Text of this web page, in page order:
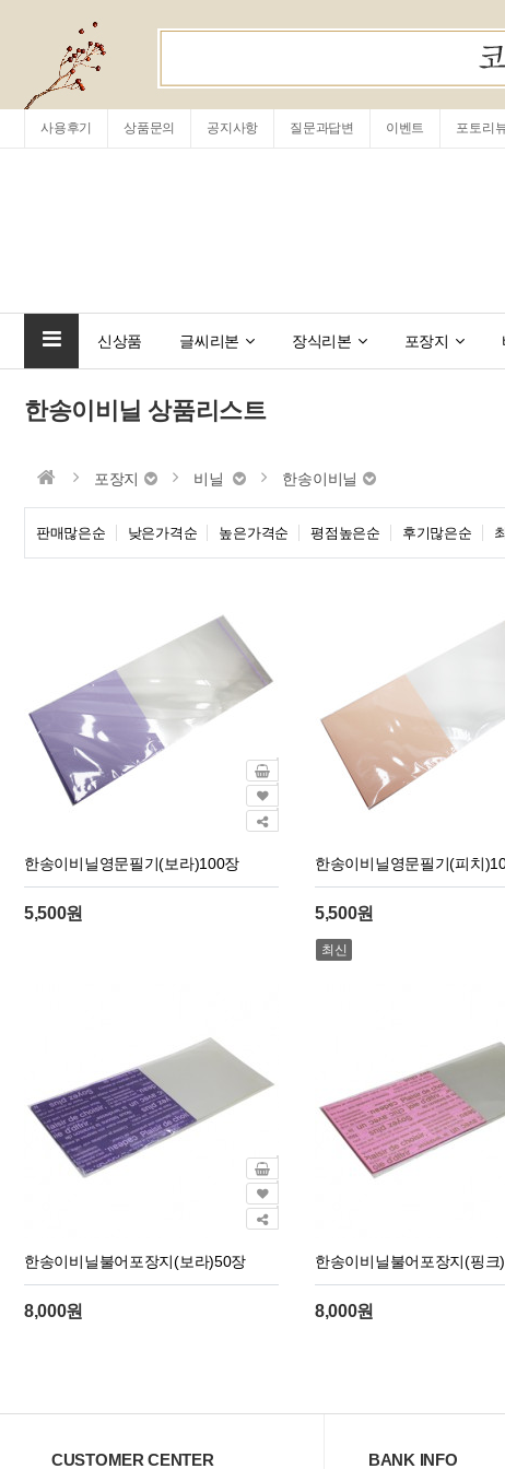
사용후기 상품문의 공지사항 질문과답변 이벤트 포토리
신상품 글씨리본 장식리본 포장지
한송이비닐 상품리스트
포장지 비닐 한송이비닐
판매많은순 낮은가격순 높은가격순 평점높은순 후기많은순
한송이비닐영문필기(보라)100장
5,500원
한송이비닐영문필기(피치
5,500원
최신
한송이비닐불어포장지(보라)50장
8,000원
한송이비닐불어포장지(핑크
8,000원
CUSTOMER CENTER BANK INFO